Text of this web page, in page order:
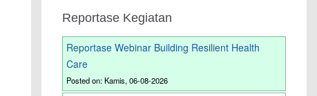
Reportase Kegiatan
Reportase Webinar Building Resilient Health
Care
Posted on: Kamis, 06-08-2026